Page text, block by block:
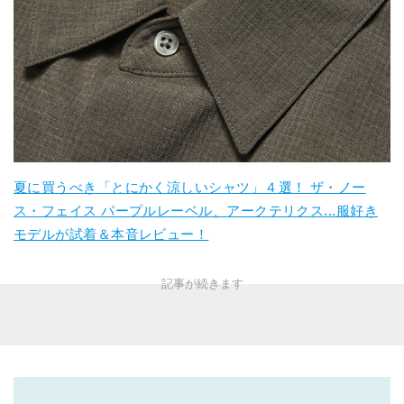
夏に買うべき「とにかく涼しいシャツ」４選！ ザ・ノー
ス・フェイス パープルレーベル、アークテリクス...服好き
モデルが試着＆本音レビュー！